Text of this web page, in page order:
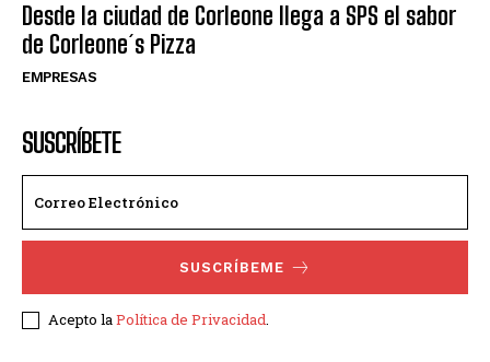
Desde la ciudad de Corleone llega a SPS el sabor
de Corleone´s Pizza
EMPRESAS
SUSCRÍBETE
SUSCRÍBEME
Acepto laPolítica de Privacidad.